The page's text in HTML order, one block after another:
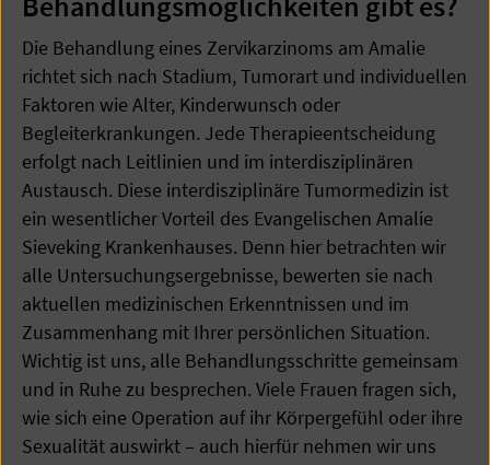
Die Behandlung eines Zervikarzinoms am Amalie
richtet sich nach Stadium, Tumorart und individuellen
Faktoren wie Alter, Kinderwunsch oder
Begleiterkrankungen. Jede Therapieentscheidung
erfolgt nach Leitlinien und im interdisziplinären
Austausch. Diese interdisziplinäre Tumormedizin ist
ein wesentlicher Vorteil des Evangelischen Amalie
Sieveking Krankenhauses. Denn hier betrachten wir
alle Untersuchungsergebnisse, bewerten sie nach
aktuellen medizinischen Erkenntnissen und im
Zusammenhang mit Ihrer persönlichen Situation.
Wichtig ist uns, alle Behandlungsschritte gemeinsam
und in Ruhe zu besprechen. Viele Frauen fragen sich,
wie sich eine Operation auf ihr Körpergefühl oder ihre
Sexualität auswirkt – auch hierfür nehmen wir uns